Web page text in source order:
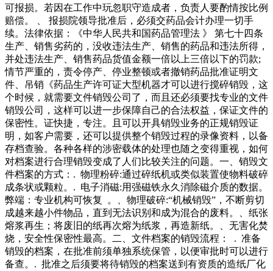
可报损。若因在工作中玩忽职守造成者，负责人要酌情按比例
赔偿。 、 报损院领导批准后，必须交药品会计办理一切手
续。法律依据：《中华人民共和国药品管理法 》 第七十四条
生产、销售劣药的，没收违法生产、销售的药品和违法所得，
并处违法生产、销售药品货值金额一倍以上三倍以下的罚款;
情节严重的，责令停产、停业整顿或者撤销药品批准证明文
件、吊销《药品生产许可证大型机器才可以进行搅碎销毁，这
个时候，就需要文件销毁公司了，而且还必须要找专业的文件
销毁公司，这样可以进一步保障自己的合法权益，保证文件的
保密性。证快捷，专注。且可以开具销毁业务的正规销毁证
明，如客户需要，还可以提供整个销毁过程的录像资料，以备
存档查验。各种各样的涉密载体的处理也随之变得重视，如何
对档案进行合理销毁变成了人们比较关注的问题。一、销毁文
件档案的方式：. 物理粉碎:通过碎纸机或类似装置使物料破碎
成条状或颗粒。. 电子消磁:用强磁铁永久消除磁介质的数据。
弊端：专业机构可恢复 。、物理破碎:“机械销毁”，不断剪切
成越来越小件物品，直到无法识别和成为混合的废料。、纸张
熔浆再生；将废旧的纸再次熔为纸浆，再造新纸。、无害化焚
烧，安全性保密性最高。二、文件档案的销毁流程： . 准备
销毁的档案，在批准前须单独系统保管，以便审批时可以进行
备查。. 批准之后须要将待销毁的档案送到有资质的造纸厂化